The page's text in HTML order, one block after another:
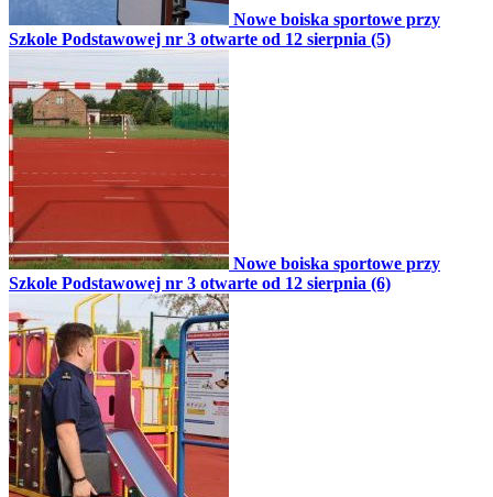
Nowe boiska sportowe przy
Szkole Podstawowej nr 3 otwarte od 12 sierpnia (5)
Nowe boiska sportowe przy
Szkole Podstawowej nr 3 otwarte od 12 sierpnia (6)